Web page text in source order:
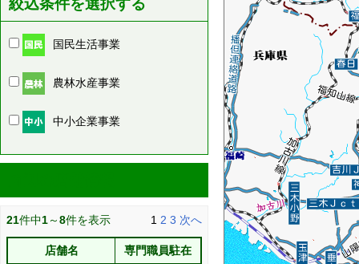
絞込条件を選択する
国民生活事業
農林水産事業
中小企業事業
21件中1～8件を表示 1 2 3 次へ
店舗名 専門職員駐在